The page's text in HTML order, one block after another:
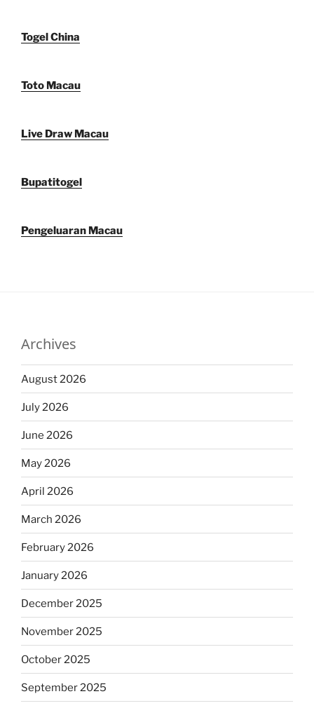
Togel China
Toto Macau
Live Draw Macau
Bupatitogel
Pengeluaran Macau
Archives
August 2026
July 2026
June 2026
May 2026
April 2026
March 2026
February 2026
January 2026
December 2025
November 2025
October 2025
September 2025